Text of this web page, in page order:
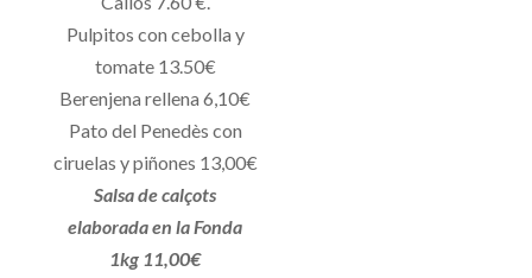
Pulpitos con cebolla y
tomate 13.50€
Berenjena rellena 6,10€
Pato del Penedès con
ciruelas y piñones 13,00€
Salsa de calçots
elaborada en la Fonda
1kg 11,00€